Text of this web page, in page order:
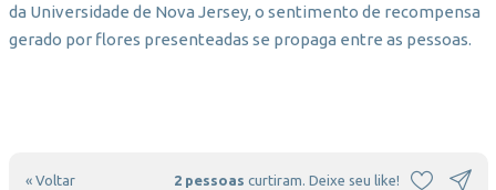
da Universidade de Nova Jersey, o sentimento de recompensa
gerado por flores presenteadas se propaga entre as pessoas.
« Voltar 2 pessoas curtiram. Deixe seu like!